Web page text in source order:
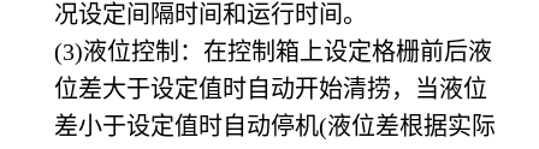
况设定间隔时间和运行时间。
(3)液位控制：在控制箱上设定格栅前后液
位差大于设定值时自动开始清捞，当液位
差小于设定值时自动停机(液位差根据实际